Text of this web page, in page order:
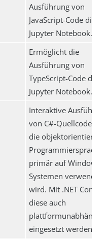
Ausführung von
JavaScript-Code
Jupyter Notebook.
Ermöglicht die
Ausführung von
TypeScript-Code
Jupyter Notebook.
Interaktive
von C#-Quellcode.
die objektorientierte
Programmiersprache,
primär auf Windows-
Systemen verwendet
wird. Mit .NET Core
diese auch
plattformunabhängig
eingesetzt werden.